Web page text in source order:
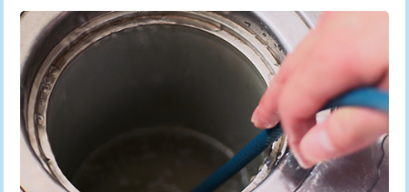
給水管工事※（ライニング鋼管・銅
管・ポリ管・HT管使用/3ｍまで)
44,000円
給水管工事※（ライニング鋼管・銅
管・ポリ管・HT管使用/3ｍ超え)
+8,800円
排水管工事（土の掘削・埋め戻し作
業）
11,000円~
排水管工事（排水管工事/3ｍまで） 55,000円
追加トーラー機使用/3m超え +3,300円
カメラ調査 33,000円
桝清掃 8,800円
止水・漏水調査・防水処理・清掃・修
理・調整・分解・加工など（軽作業）
11,000円